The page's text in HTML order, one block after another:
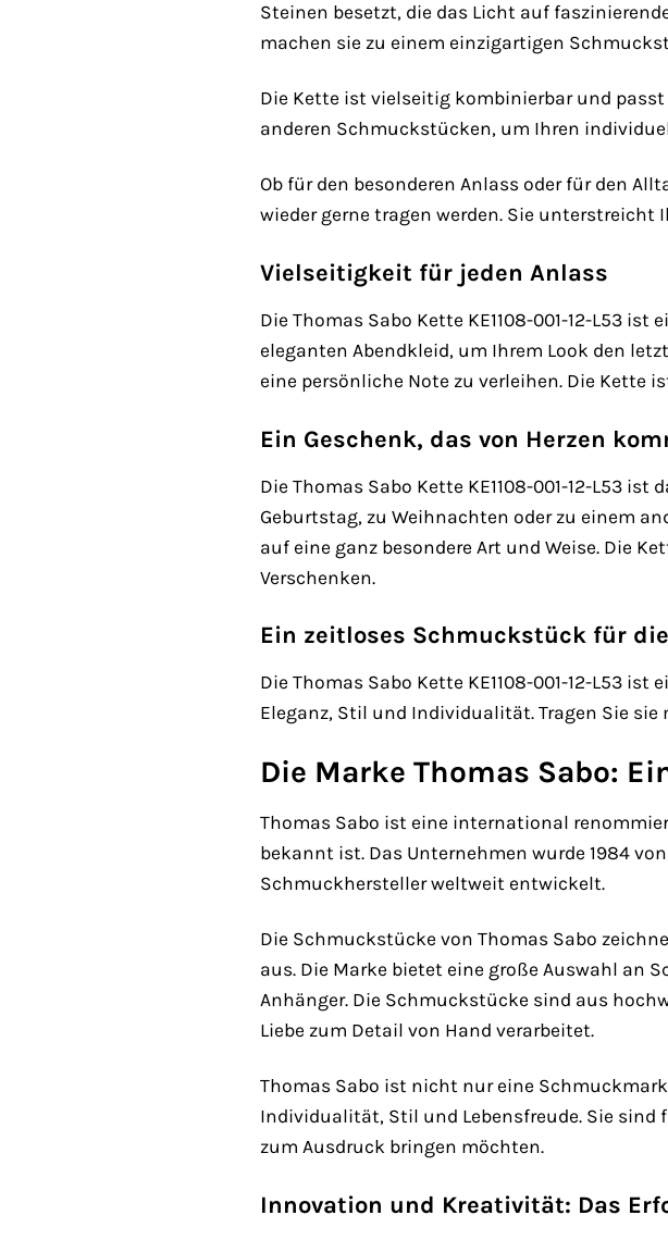
Steinen besetzt, die das Licht auf
machen sie zu einem einzigartigen
Die Kette ist vielseitig kombinierbar und
anderen Schmuckstücken, um Ihren
Ob für den besonderen Anlass oder für den
wieder gerne tragen werden. Sie
Vielseitigkeit für jeden Anlass
Die Thomas Sabo Kette KE1108-001-12-L53
eleganten Abendkleid, um Ihrem Look den
eine persönliche Note zu verleihen. Die Kette
Ein Geschenk, das von Herzen
Die Thomas Sabo Kette KE1108-001-12-L53
Geburtstag, zu Weihnachten oder zu einem
auf eine ganz besondere Art und Weise. Die
Verschenken.
Ein zeitloses Schmuckstück für
Die Thomas Sabo Kette KE1108-001-12-L53
Eleganz, Stil und Individualität. Tragen Sie
Die Marke Thomas Sabo:
Thomas Sabo ist eine international
bekannt ist. Das Unternehmen wurde 1984
Schmuckhersteller weltweit entwickelt.
Die Schmuckstücke von Thomas Sabo
aus. Die Marke bietet eine große Auswahl an
Anhänger. Die Schmuckstücke sind aus
Liebe zum Detail von Hand verarbeitet.
Thomas Sabo ist nicht nur eine
Individualität, Stil und Lebensfreude. Sie sind
zum Ausdruck bringen möchten.
Innovation und Kreativität: Das